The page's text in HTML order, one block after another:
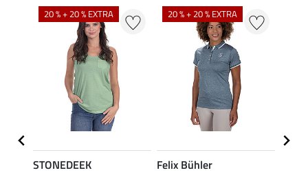
20 % + 20 % EXTRA
STONEDEEK
20 % + 20 % EXTRA
Felix Bühler